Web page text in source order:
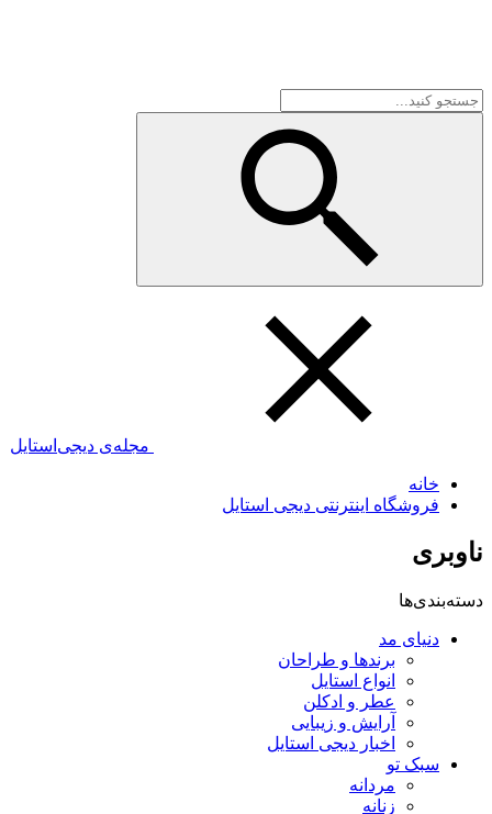
مجله‌ی دیجی‌استایل
خانه
فروشگاه اینترنتی دیجی استایل
ناوبری
دسته‌بندی‌ها
دنیای مد
برندها و طراحان
انواع استایل
عطر و ادکلن
آرایش و زیبایی
اخبار دیجی استایل
سبک تو
مردانه
زنانه